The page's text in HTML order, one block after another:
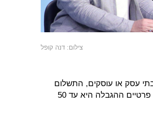
צילום: דנה קופל
עסק או עוסקים, התשלום
במזומן מוגבל ל־11 אלף שקל. בעסקאות בין אנשים פרטיים ההגבלה היא עד 50